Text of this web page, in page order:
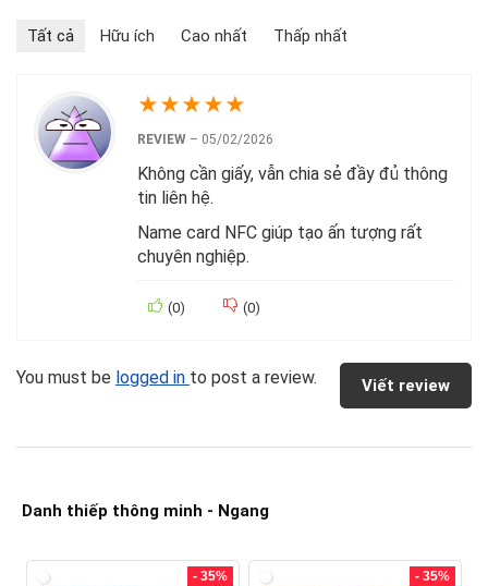
Tất cả Hữu ích Cao nhất Thấp nhất
★★★★★
REVIEW – 05/02/2026
Không cần giấy, vẫn chia sẻ đầy đủ thông
tin liên hệ.
Name card NFC giúp tạo ấn tượng rất
chuyên nghiệp.
(0) (0)
Viết review
You must be logged in to post a review.
Danh thiếp thông minh - Ngang
- 35% - 35%